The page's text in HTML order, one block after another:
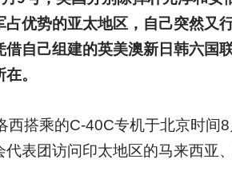
优势的亚太地区，自己突然又
自己组建的英美澳新日韩六国
。
搭乘的C-40C专机于北京时间
表团访问印太地区的马来西亚